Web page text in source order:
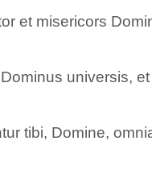
et misericors
universis,
tibi, Domine,